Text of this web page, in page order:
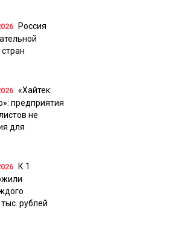
Россия
«Хайтек:
предприятия
не
для
К 1
рублей